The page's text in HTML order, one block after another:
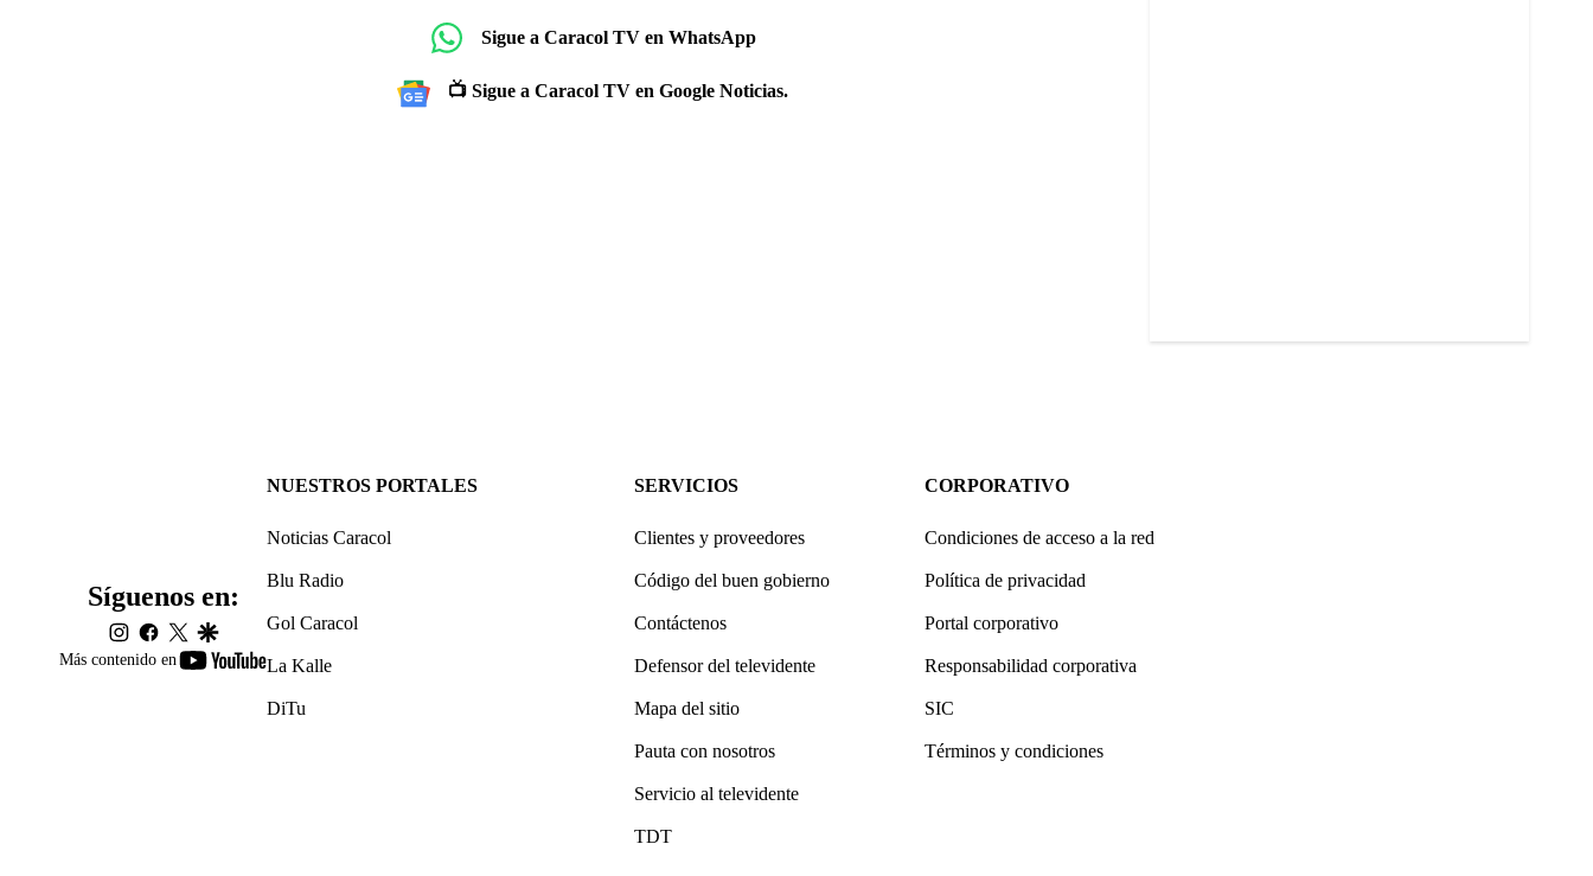
Sigue a Caracol TV en WhatsApp
📺 Sigue a Caracol TV en Google Noticias.
Más contenido en
youtube-
Síguenos en:
instagram
facebook
twittergoogle
NUESTROS PORTALES
Noticias Caracol
Blu Radio
Gol Caracol
La Kalle
DiTu
SERVICIOS
Clientes y proveedores
Código del buen gobierno
Contáctenos
Defensor del televidente
Mapa del sitio
Pauta con nosotros
Servicio al televidente
TDT
CORPORATIVO
Condiciones de acceso a la red
Política de privacidad
Portal corporativo
Responsabilidad corporativa
SIC
Términos y condiciones